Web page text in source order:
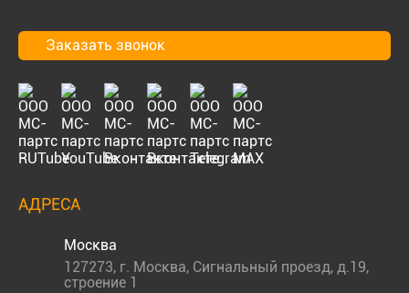
Заказать звонок
АДРЕСА
Москва
127273, г. Москва, Сигнальный проезд, д.19,
строение 1